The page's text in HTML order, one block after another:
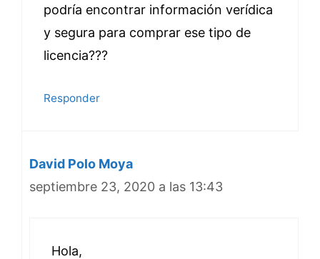
podría encontrar información verídica
y segura para comprar ese tipo de
licencia???
Responder
David Polo Moya
septiembre 23, 2020 a las 13:43
Hola,